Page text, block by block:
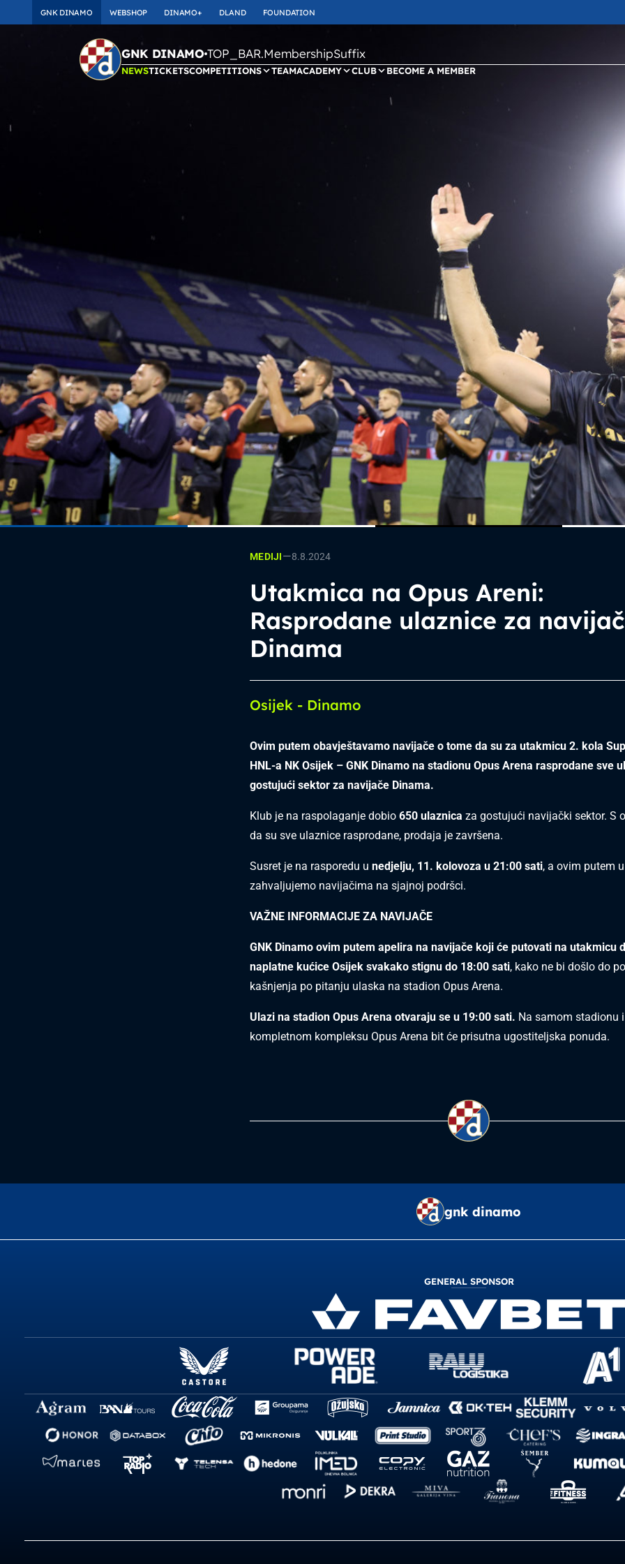
GNK DINAMO WEBSHOP DINAMO+ DLAND FOUNDATION
GNK DINAMO TOP_BAR.MembershipSuffix
NEWSTICKETSCOMPETITIONS TEAMACADEMY CLUB BECOME A MEMBER
MEDIJI—8.8.2024
Utakmica na Opus Areni:
Rasprodane ulaznice za
Dinama
Osijek - Dinamo
Ovim putem obavještavamo navijače o tome da su za utakmicu 2. kola
HNL-a NK Osijek – GNK Dinamo na stadionu Opus Arena rasprodane sve
gostujući sektor za navijače Dinama.
Klub je na raspolaganje dobio 650 ulaznica za gostujući navijački sektor. S
da su sve ulaznice rasprodane, prodaja je završena.
Susret je na rasporedu u nedjelju, 11. kolovoza u 21:00 sati, a ovim putem
zahvaljujemo navijačima na sjajnoj podršci.
VAŽNE INFORMACIJE ZA NAVIJAČE
GNK Dinamo ovim putem apelira na navijače koji će putovati na utakmicu
naplatne kućice Osijek svakako stignu do 18:00 sati, kako ne bi došlo do
kašnjenja po pitanju ulaska na stadion Opus Arena.
Ulazi na stadion Opus Arena otvaraju se u 19:00 sati. Na samom stadionu
kompletnom kompleksu Opus Arena bit će prisutna ugostiteljska ponuda.
gnk dinamo
GENERAL SPONSOR